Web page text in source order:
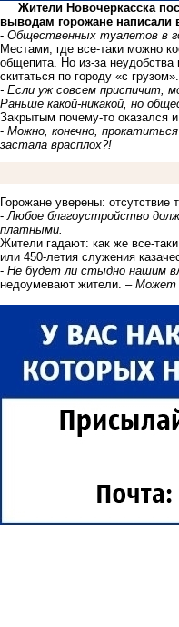
Жители Новочеркасска
выводам горожане написали
- Общественных туалетов в
Местами, где все-таки можно
общепита. Но из-за
скитаться по городу «с грузом».
- Если уж совсем приспичит,
Раньше какой-никакой, но
Закрытым почему-то оказался
- Можно, конечно,
застала врасплох?!
Горожане уверены:
- Любое благоустройство
платными.
Жители гадают: как же все-
или 450-летия служения
- Не будет ли стыдно нашим
недоумевают жители. –Может